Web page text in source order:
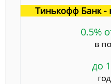
Тинькофф Банк -
0.5%
в
до